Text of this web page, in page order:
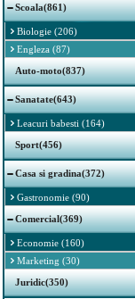
Scoala(861)
Biologie (206)
Engleza (87)
Auto-moto(837)
Sanatate(643)
Leacuri babesti (164)
Sport(456)
Casa si gradina(372)
Gastronomie (90)
Comercial(369)
Economie (160)
Marketing (30)
Juridic(350)